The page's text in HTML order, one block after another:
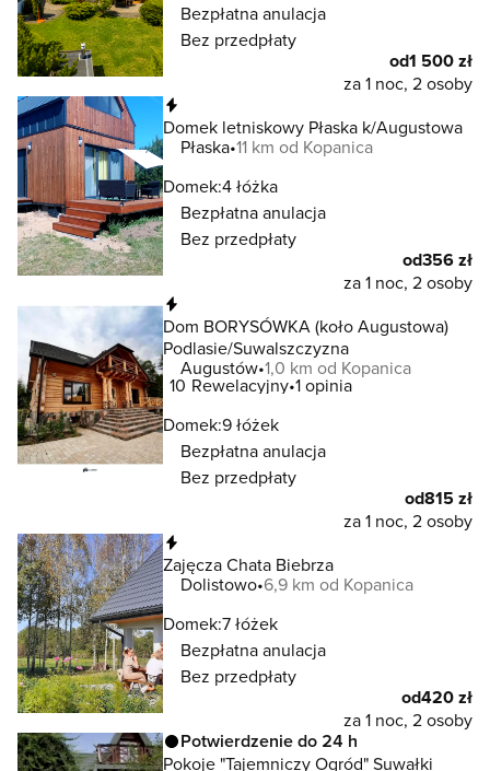
Bezpłatna anulacja
Bez przedpłaty
od1 500 zł
za 1 noc, 2 osoby
Domek letniskowy Płaska k/Augustowa
Płaska 11 km od Kopanica
Domek:4 łóżka
Bezpłatna anulacja
Bez przedpłaty
od356 zł
za 1 noc, 2 osoby
Dom BORYSÓWKA (koło Augustowa)
Podlasie/Suwalszczyzna
Augustów 1,0 km od Kopanica
10 Rewelacyjny 1 opinia
Domek:9 łóżek
Bezpłatna anulacja
Bez przedpłaty
od815 zł
za 1 noc, 2 osoby
Zajęcza Chata Biebrza
Dolistowo 6,9 km od Kopanica
Domek:7 łóżek
Bezpłatna anulacja
Bez przedpłaty
od420 zł
za 1 noc, 2 osoby
Potwierdzenie do 24 h
Pokoje "Tajemniczy Ogród" Suwałki